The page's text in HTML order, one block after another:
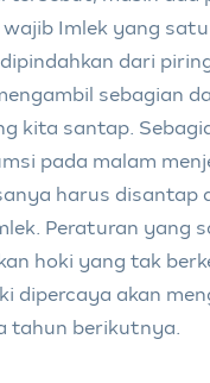
wajib Imlek yang
dari
sebagian
kita santap.
pada malam
harus disantap
Peraturan yang
hoki yang tak
dipercaya akan
tahun berikutnya.